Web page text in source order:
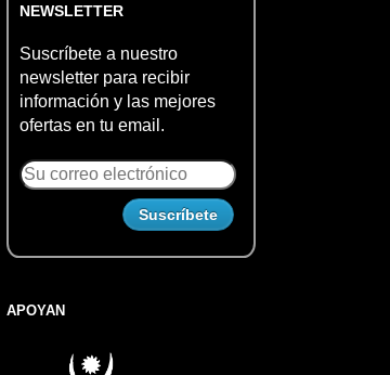
NEWSLETTER
Suscríbete a nuestro
newsletter para recibir
información y las mejores
ofertas en tu email.
APOYAN